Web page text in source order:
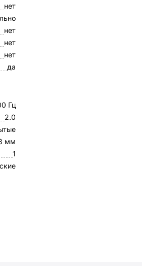
нет
нет
нет
нет
да
Гц
2.0
мм
1